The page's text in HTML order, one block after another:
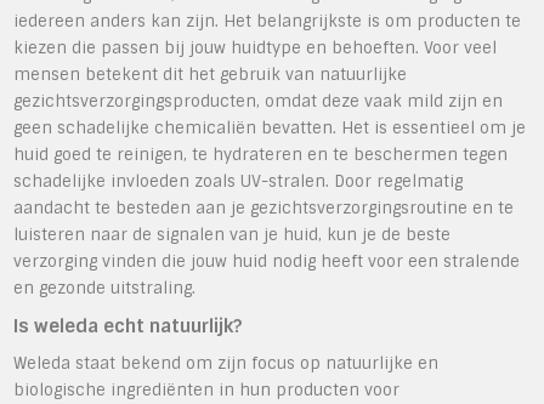
iedereen anders kan zijn. Het belangrijkste is om producten te
kiezen die passen bij jouw huidtype en behoeften. Voor veel
mensen betekent dit het gebruik van natuurlijke
gezichtsverzorgingsproducten, omdat deze vaak mild zijn en
geen schadelijke chemicaliën bevatten. Het is essentieel om je
huid goed te reinigen, te hydrateren en te beschermen tegen
schadelijke invloeden zoals UV-stralen. Door regelmatig
aandacht te besteden aan je gezichtsverzorgingsroutine en te
luisteren naar de signalen van je huid, kun je de beste
verzorging vinden die jouw huid nodig heeft voor een stralende
en gezonde uitstraling.
Is weleda echt natuurlijk?
Weleda staat bekend om zijn focus op natuurlijke en
biologische ingrediënten in hun producten voor